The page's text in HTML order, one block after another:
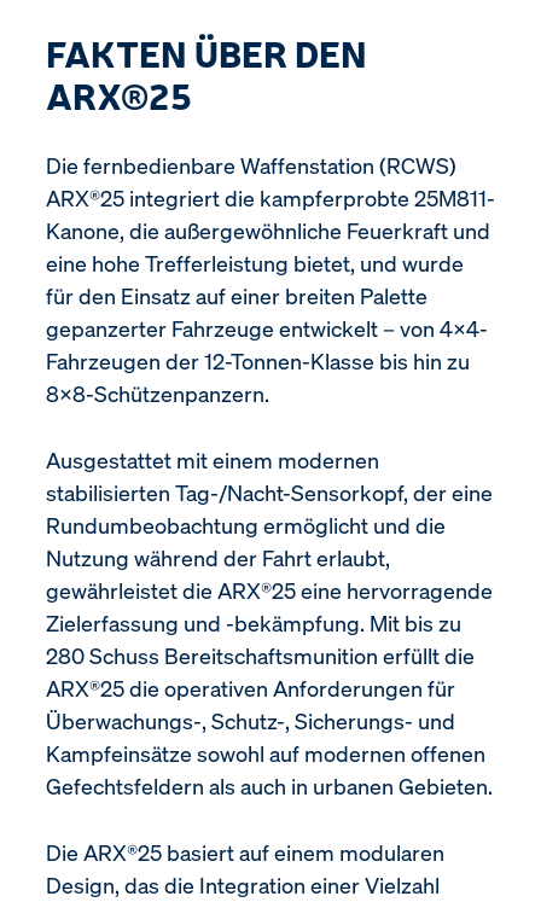
FAKTEN ÜBER DEN
ARX®25
Die fernbedienbare Waffenstation (RCWS)
ARX®25 integriert die kampferprobte 25M811-
Kanone, die außergewöhnliche Feuerkraft und
eine hohe Trefferleistung bietet, und wurde
für den Einsatz auf einer breiten Palette
gepanzerter Fahrzeuge entwickelt – von 4×4-
Fahrzeugen der 12-Tonnen-Klasse bis hin zu
8×8-Schützenpanzern.
Ausgestattet mit einem modernen
stabilisierten Tag-/Nacht-Sensorkopf, der eine
Rundumbeobachtung ermöglicht und die
Nutzung während der Fahrt erlaubt,
gewährleistet die ARX®25 eine hervorragende
Zielerfassung und -bekämpfung. Mit bis zu
280 Schuss Bereitschaftsmunition erfüllt die
ARX®25 die operativen Anforderungen für
Überwachungs-, Schutz-, Sicherungs- und
Kampfeinsätze sowohl auf modernen offenen
Gefechtsfeldern als auch in urbanen Gebieten.
Die ARX®25 basiert auf einem modularen
Design, das die Integration einer Vielzahl